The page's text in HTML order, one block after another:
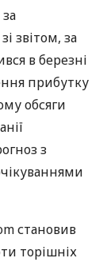
звітом, за
в березні
прибутку
обсяги
з
становив
торішніх